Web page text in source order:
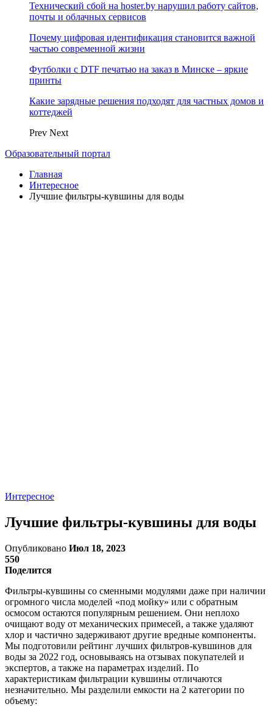
Технический сбой на hoster.by нарушил работу сайтов,
почты и облачных сервисов
Почему цифровая идентификация становится важной
частью современной жизни
Футболки с DTF печатью на заказ в Минске – яркие
принты
Какие зарядные решения подходят для частных домов и
коттеджей
Prev Next
Образовательный портал
Главная
Интересное
Лучшие фильтры-кувшины для воды
Интересное
Лучшие фильтры-кувшины для воды
Опубликовано Июл 18, 2023
550
Поделится
Фильтры-кувшины со сменными модулями даже при наличии
огромного числа моделей «под мойку» или с обратным
осмосом остаются популярным решением. Они неплохо
очищают воду от механических примесей, а также удаляют
хлор и частично задерживают другие вредные компоненты.
Мы подготовили рейтинг лучших фильтров-кувшинов для
воды за 2022 год, основываясь на отзывах покупателей и
экспертов, а также на параметрах изделий. По
характеристикам фильтрации кувшины отличаются
незначительно. Мы разделили емкости на 2 категории по
объему: